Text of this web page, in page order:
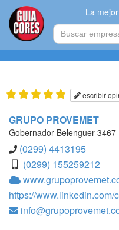
La
escribir
GRUPO PROVEMET
Gobernador Belenguer
(0299) 4413195
(0299) 155259212
https://